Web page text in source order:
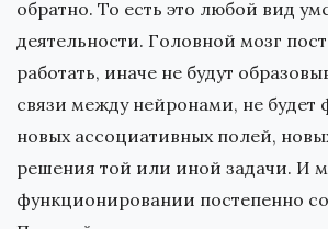
обратно. То есть это любой вид
деятельности. Головной мозг
работать, иначе не будут
связи между нейронами, не
новых ассоциативных полей,
решения той или иной задачи. И
функционировании постепенно